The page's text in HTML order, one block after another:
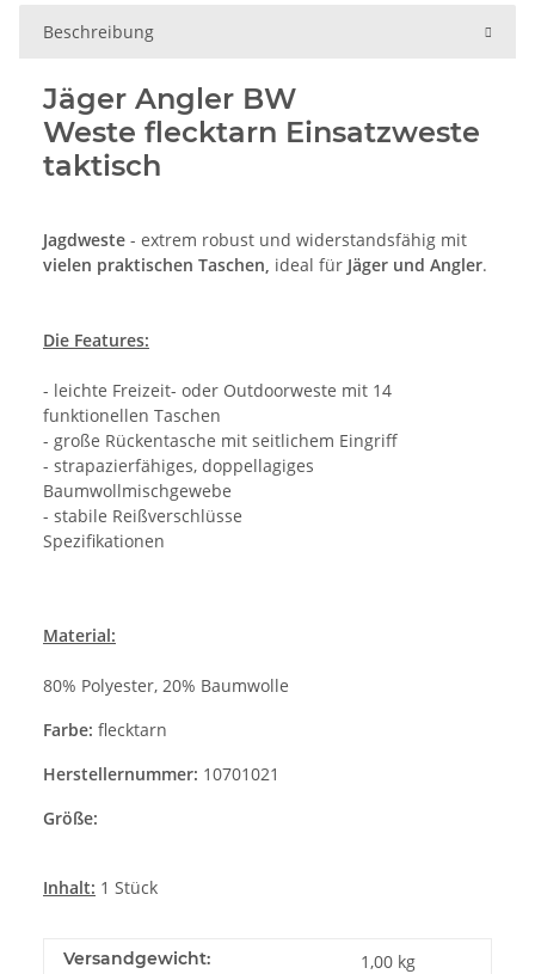
Beschreibung
Jäger Angler BW
Weste flecktarn Einsatzweste
taktisch
Jagdweste - extrem robust und widerstandsfähig mit
vielen praktischen Taschen, ideal für Jäger und Angler.
Die Features:
- leichte Freizeit- oder Outdoorweste mit 14
funktionellen Taschen
- große Rückentasche mit seitlichem Eingriff
- strapazierfähiges, doppellagiges
Baumwollmischgewebe
- stabile Reißverschlüsse
Spezifikationen
Material:
80% Polyester, 20% Baumwolle
Farbe: flecktarn
Herstellernummer: 10701021
Größe:
Inhalt: 1 Stück
Versandgewicht: 1,00 kg